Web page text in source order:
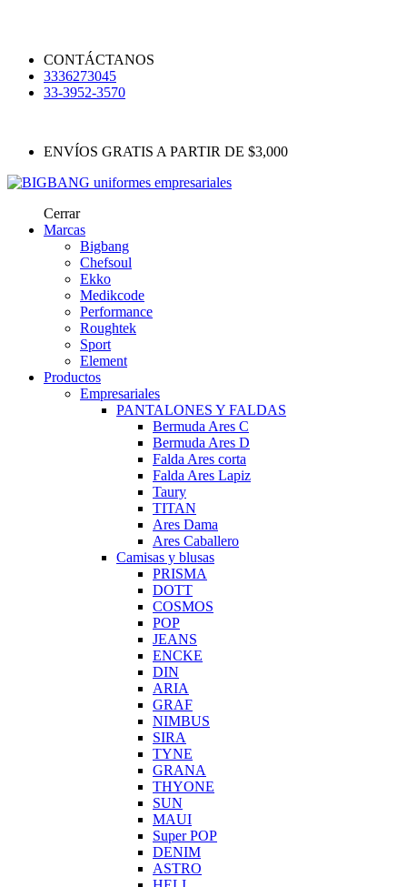
CONTÁCTANOS
3336273045
33-3952-3570
ENVÍOS GRATIS A PARTIR DE $3,000
Cerrar
Marcas
Bigbang
Chefsoul
Ekko
Medikcode
Performance
Roughtek
Sport
Element
Productos
Empresariales
PANTALONES Y FALDAS
Bermuda Ares C
Bermuda Ares D
Falda Ares corta
Falda Ares Lapiz
Taury
TITAN
Ares Dama
Ares Caballero
Camisas y blusas
PRISMA
DOTT
COSMOS
POP
JEANS
ENCKE
DIN
ARIA
GRAF
NIMBUS
SIRA
TYNE
GRANA
THYONE
SUN
MAUI
Super POP
DENIM
ASTRO